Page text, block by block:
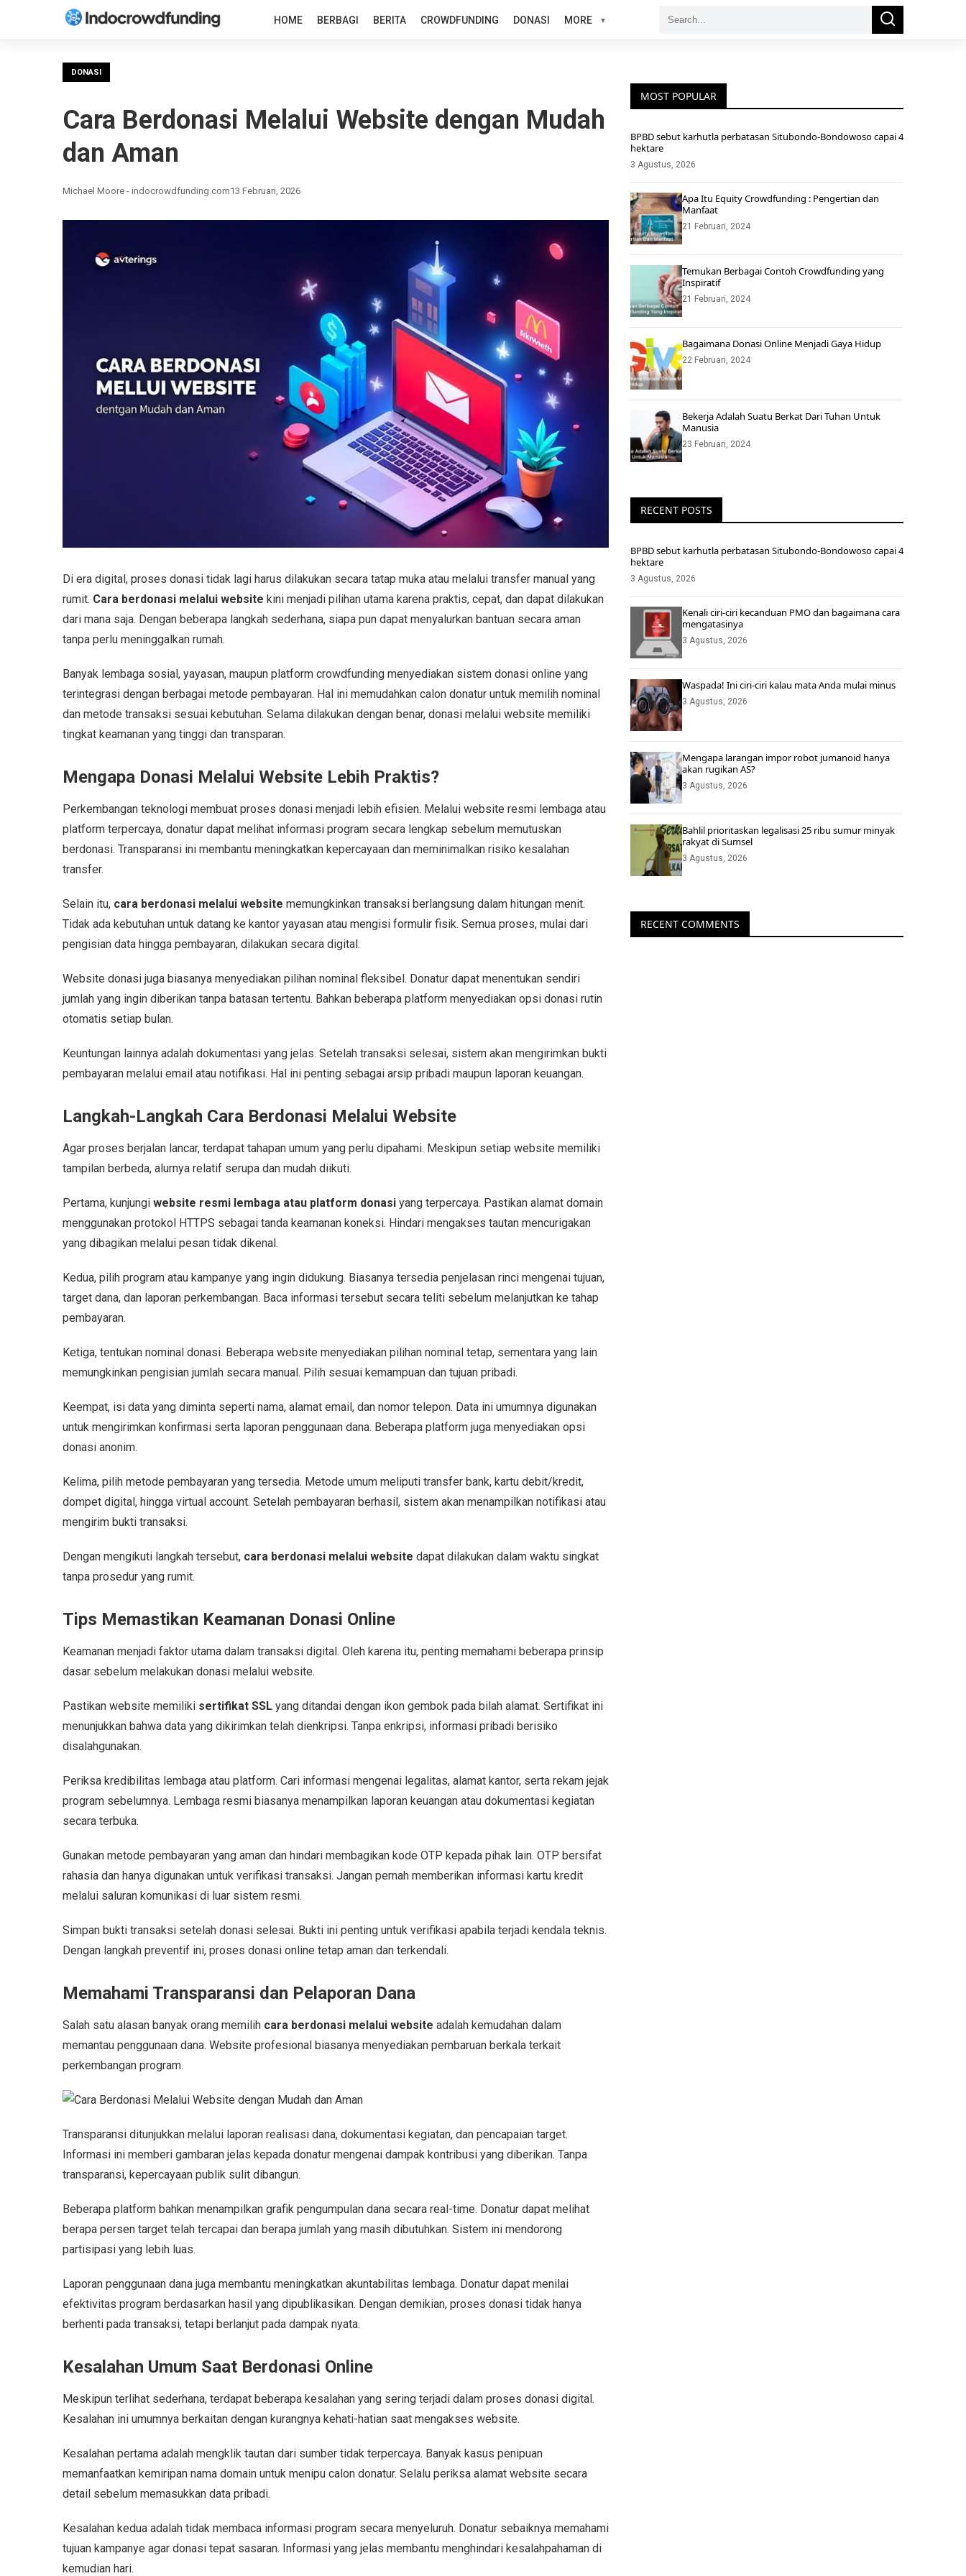
HOME BERBAGI BERITA CROWDFUNDING DONASI MORE
Search
Search
DONASI
Cara Berdonasi Melalui Website dengan Mudah
dan Aman
Michael Moore - indocrowdfunding.com13 Februari, 2026
Di era digital, proses donasi tidak lagi harus dilakukan secara tatap muka atau melalui transfer manual yang
rumit. Cara berdonasi melalui website kini menjadi pilihan utama karena praktis, cepat, dan dapat dilakukan
dari mana saja. Dengan beberapa langkah sederhana, siapa pun dapat menyalurkan bantuan secara aman
tanpa perlu meninggalkan rumah.
Banyak lembaga sosial, yayasan, maupun platform crowdfunding menyediakan sistem donasi online yang
terintegrasi dengan berbagai metode pembayaran. Hal ini memudahkan calon donatur untuk memilih nominal
dan metode transaksi sesuai kebutuhan. Selama dilakukan dengan benar, donasi melalui website memiliki
tingkat keamanan yang tinggi dan transparan.
Mengapa Donasi Melalui Website Lebih Praktis?
Perkembangan teknologi membuat proses donasi menjadi lebih efisien. Melalui website resmi lembaga atau
platform terpercaya, donatur dapat melihat informasi program secara lengkap sebelum memutuskan
berdonasi. Transparansi ini membantu meningkatkan kepercayaan dan meminimalkan risiko kesalahan
transfer.
Selain itu, cara berdonasi melalui website memungkinkan transaksi berlangsung dalam hitungan menit.
Tidak ada kebutuhan untuk datang ke kantor yayasan atau mengisi formulir fisik. Semua proses, mulai dari
pengisian data hingga pembayaran, dilakukan secara digital.
Website donasi juga biasanya menyediakan pilihan nominal fleksibel. Donatur dapat menentukan sendiri
jumlah yang ingin diberikan tanpa batasan tertentu. Bahkan beberapa platform menyediakan opsi donasi rutin
otomatis setiap bulan.
Keuntungan lainnya adalah dokumentasi yang jelas. Setelah transaksi selesai, sistem akan mengirimkan bukti
pembayaran melalui email atau notifikasi. Hal ini penting sebagai arsip pribadi maupun laporan keuangan.
Langkah-Langkah Cara Berdonasi Melalui Website
Agar proses berjalan lancar, terdapat tahapan umum yang perlu dipahami. Meskipun setiap website memiliki
tampilan berbeda, alurnya relatif serupa dan mudah diikuti.
Pertama, kunjungi website resmi lembaga atau platform donasi yang terpercaya. Pastikan alamat domain
menggunakan protokol HTTPS sebagai tanda keamanan koneksi. Hindari mengakses tautan mencurigakan
yang dibagikan melalui pesan tidak dikenal.
Kedua, pilih program atau kampanye yang ingin didukung. Biasanya tersedia penjelasan rinci mengenai tujuan,
target dana, dan laporan perkembangan. Baca informasi tersebut secara teliti sebelum melanjutkan ke tahap
pembayaran.
Ketiga, tentukan nominal donasi. Beberapa website menyediakan pilihan nominal tetap, sementara yang lain
memungkinkan pengisian jumlah secara manual. Pilih sesuai kemampuan dan tujuan pribadi.
Keempat, isi data yang diminta seperti nama, alamat email, dan nomor telepon. Data ini umumnya digunakan
untuk mengirimkan konfirmasi serta laporan penggunaan dana. Beberapa platform juga menyediakan opsi
donasi anonim.
Kelima, pilih metode pembayaran yang tersedia. Metode umum meliputi transfer bank, kartu debit/kredit,
dompet digital, hingga virtual account. Setelah pembayaran berhasil, sistem akan menampilkan notifikasi atau
mengirim bukti transaksi.
Dengan mengikuti langkah tersebut, cara berdonasi melalui website dapat dilakukan dalam waktu singkat
tanpa prosedur yang rumit.
Tips Memastikan Keamanan Donasi Online
Keamanan menjadi faktor utama dalam transaksi digital. Oleh karena itu, penting memahami beberapa prinsip
dasar sebelum melakukan donasi melalui website.
Pastikan website memiliki sertifikat SSL yang ditandai dengan ikon gembok pada bilah alamat. Sertifikat ini
menunjukkan bahwa data yang dikirimkan telah dienkripsi. Tanpa enkripsi, informasi pribadi berisiko
disalahgunakan.
Periksa kredibilitas lembaga atau platform. Cari informasi mengenai legalitas, alamat kantor, serta rekam jejak
program sebelumnya. Lembaga resmi biasanya menampilkan laporan keuangan atau dokumentasi kegiatan
secara terbuka.
Gunakan metode pembayaran yang aman dan hindari membagikan kode OTP kepada pihak lain. OTP bersifat
rahasia dan hanya digunakan untuk verifikasi transaksi. Jangan pernah memberikan informasi kartu kredit
melalui saluran komunikasi di luar sistem resmi.
Simpan bukti transaksi setelah donasi selesai. Bukti ini penting untuk verifikasi apabila terjadi kendala teknis.
Dengan langkah preventif ini, proses donasi online tetap aman dan terkendali.
Memahami Transparansi dan Pelaporan Dana
Salah satu alasan banyak orang memilih cara berdonasi melalui website adalah kemudahan dalam
memantau penggunaan dana. Website profesional biasanya menyediakan pembaruan berkala terkait
perkembangan program.
Transparansi ditunjukkan melalui laporan realisasi dana, dokumentasi kegiatan, dan pencapaian target.
Informasi ini memberi gambaran jelas kepada donatur mengenai dampak kontribusi yang diberikan. Tanpa
transparansi, kepercayaan publik sulit dibangun.
Beberapa platform bahkan menampilkan grafik pengumpulan dana secara real-time. Donatur dapat melihat
berapa persen target telah tercapai dan berapa jumlah yang masih dibutuhkan. Sistem ini mendorong
partisipasi yang lebih luas.
Laporan penggunaan dana juga membantu meningkatkan akuntabilitas lembaga. Donatur dapat menilai
efektivitas program berdasarkan hasil yang dipublikasikan. Dengan demikian, proses donasi tidak hanya
berhenti pada transaksi, tetapi berlanjut pada dampak nyata.
Kesalahan Umum Saat Berdonasi Online
Meskipun terlihat sederhana, terdapat beberapa kesalahan yang sering terjadi dalam proses donasi digital.
Kesalahan ini umumnya berkaitan dengan kurangnya kehati-hatian saat mengakses website.
Kesalahan pertama adalah mengklik tautan dari sumber tidak terpercaya. Banyak kasus penipuan
memanfaatkan kemiripan nama domain untuk menipu calon donatur. Selalu periksa alamat website secara
detail sebelum memasukkan data pribadi.
Kesalahan kedua adalah tidak membaca informasi program secara menyeluruh. Donatur sebaiknya memahami
tujuan kampanye agar donasi tepat sasaran. Informasi yang jelas membantu menghindari kesalahpahaman di
kemudian hari.
MOST POPULAR
BPBD sebut karhutla perbatasan Situbondo-Bondowoso capai 4
hektare
3 Agustus, 2026
Apa Itu Equity Crowdfunding : Pengertian dan
Manfaat
21 Februari, 2024
Temukan Berbagai Contoh Crowdfunding yang
Inspiratif
21 Februari, 2024
Bagaimana Donasi Online Menjadi Gaya Hidup
22 Februari, 2024
Bekerja Adalah Suatu Berkat Dari Tuhan Untuk
Manusia
23 Februari, 2024
RECENT POSTS
BPBD sebut karhutla perbatasan Situbondo-Bondowoso capai 4
hektare
3 Agustus, 2026
Kenali ciri-ciri kecanduan PMO dan bagaimana cara
mengatasinya
3 Agustus, 2026
Waspada! Ini ciri-ciri kalau mata Anda mulai minus
3 Agustus, 2026
Mengapa larangan impor robot jumanoid hanya
akan rugikan AS?
3 Agustus, 2026
Bahlil prioritaskan legalisasi 25 ribu sumur minyak
rakyat di Sumsel
3 Agustus, 2026
RECENT COMMENTS